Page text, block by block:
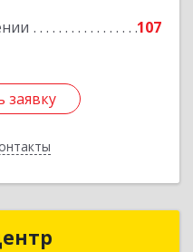
107
заявку
заявку
центр